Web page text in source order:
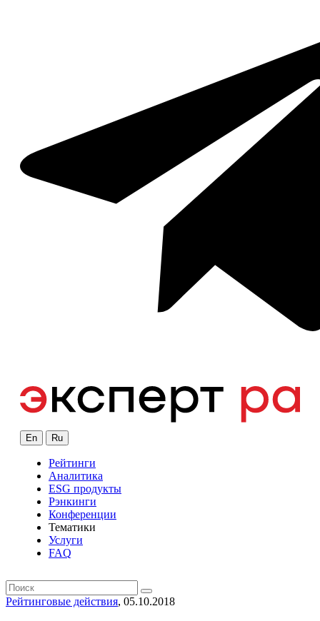
En Ru
Рейтинги
Аналитика
ESG продукты
Рэнкинги
Конференции
Тематики
Услуги
FAQ
Рейтинговые действия, 05.10.2018